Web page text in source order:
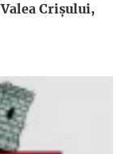
Crișului,